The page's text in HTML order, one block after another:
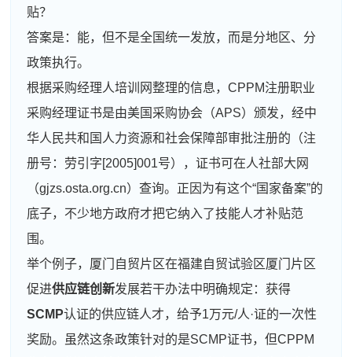
贴？
答案是：能，但不是全国统一发放，而是分地区、分
政策执行。
根据采购经理人培训网整理的信息，CPPM注册职业
采购经理证书是由美国采购协会（APS）颁发，经中
华人民共和国人力资源和社会保障部审批注册的（注
册号：劳引字[2005]001号），证书可在人社部大网
（gjzs.osta.org.cn）查询。正因为有这个“国家备案”的
底子，不少地方政府才把它纳入了技能人才补贴范
围。
举个例子，厦门自贸片区在福建自贸试验区厦门片区
促进供应链创新发展若干办法中明确规定：获得
SCMP认证的供应链人才，给予1万元/人·证的一次性
奖励。虽然这条政策针对的是SCMP证书，但CPPM